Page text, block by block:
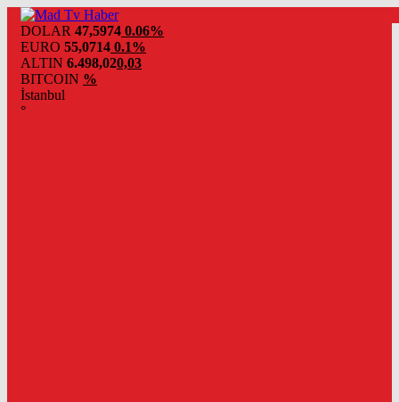
DOLAR 47,5974 0.06%
EURO 55,0714 0.1%
ALTIN 6.498,020,03
BITCOIN %
İstanbul
°